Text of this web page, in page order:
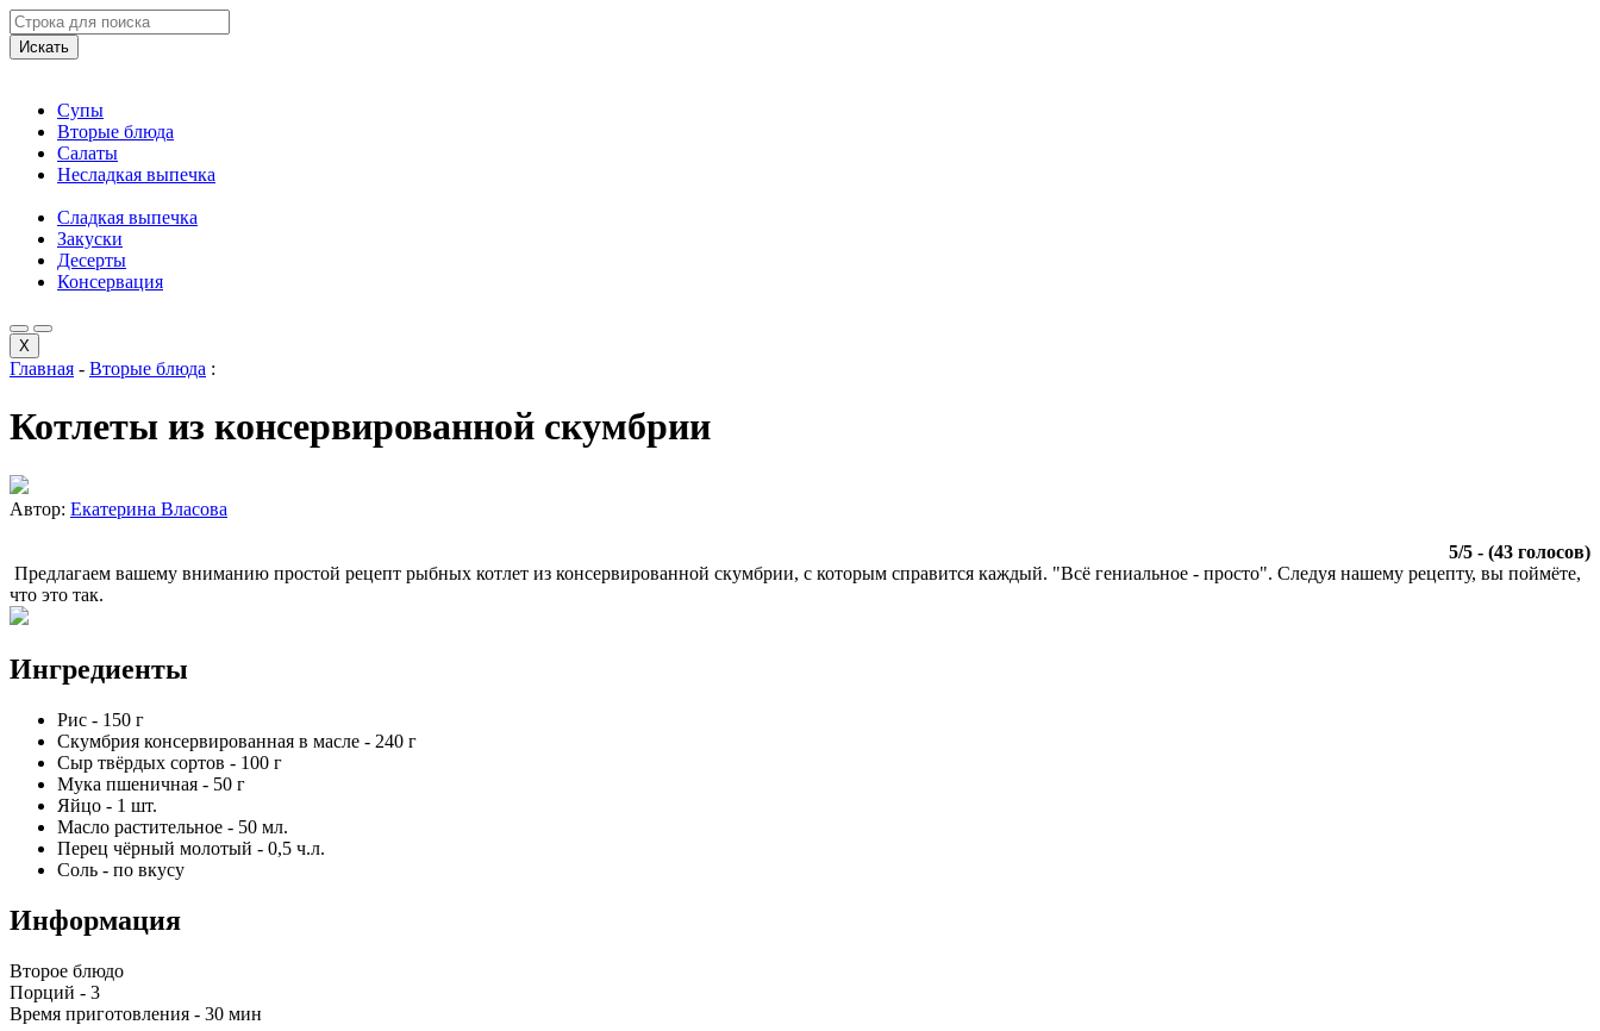
Искать
Супы
Вторые блюда
Салаты
Несладкая выпечка
Сладкая выпечка
Закуски
Десерты
Консервация
X
Главная - Вторые блюда :
Котлеты из консервированной скумбрии
Автор: Екатерина Власова
5/5 - (43 голосов)
Предлагаем вашему вниманию простой рецепт рыбных котлет из консервированной скумбрии, с которым справится каждый. "Всё гениальное - просто". Следуя нашему рецепту, вы поймёте,
что это так.
Ингредиенты
Рис - 150 г
Скумбрия консервированная в масле - 240 г
Сыр твёрдых сортов - 100 г
Мука пшеничная - 50 г
Яйцо - 1 шт.
Масло растительное - 50 мл.
Перец чёрный молотый - 0,5 ч.л.
Соль - по вкусу
Информация
Второе блюдо
Порций - 3
Время приготовления - 30 мин